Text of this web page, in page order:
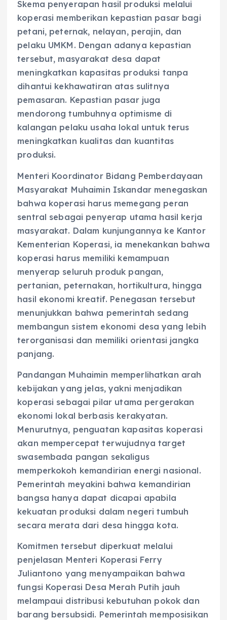
Skema penyerapan hasil produksi melalui
koperasi memberikan kepastian pasar bagi
petani, peternak, nelayan, perajin, dan
pelaku UMKM. Dengan adanya kepastian
tersebut, masyarakat desa dapat
meningkatkan kapasitas produksi tanpa
dihantui kekhawatiran atas sulitnya
pemasaran. Kepastian pasar juga
mendorong tumbuhnya optimisme di
kalangan pelaku usaha lokal untuk terus
meningkatkan kualitas dan kuantitas
produksi.
Menteri Koordinator Bidang Pemberdayaan
Masyarakat Muhaimin Iskandar menegaskan
bahwa koperasi harus memegang peran
sentral sebagai penyerap utama hasil kerja
masyarakat. Dalam kunjungannya ke Kantor
Kementerian Koperasi, ia menekankan bahwa
koperasi harus memiliki kemampuan
menyerap seluruh produk pangan,
pertanian, peternakan, hortikultura, hingga
hasil ekonomi kreatif. Penegasan tersebut
menunjukkan bahwa pemerintah sedang
membangun sistem ekonomi desa yang lebih
terorganisasi dan memiliki orientasi jangka
panjang.
Pandangan Muhaimin memperlihatkan arah
kebijakan yang jelas, yakni menjadikan
koperasi sebagai pilar utama pergerakan
ekonomi lokal berbasis kerakyatan.
Menurutnya, penguatan kapasitas koperasi
akan mempercepat terwujudnya target
swasembada pangan sekaligus
memperkokoh kemandirian energi nasional.
Pemerintah meyakini bahwa kemandirian
bangsa hanya dapat dicapai apabila
kekuatan produksi dalam negeri tumbuh
secara merata dari desa hingga kota.
Komitmen tersebut diperkuat melalui
penjelasan Menteri Koperasi Ferry
Juliantono yang menyampaikan bahwa
fungsi Koperasi Desa Merah Putih jauh
melampaui distribusi kebutuhan pokok dan
barang bersubsidi. Pemerintah memposisikan